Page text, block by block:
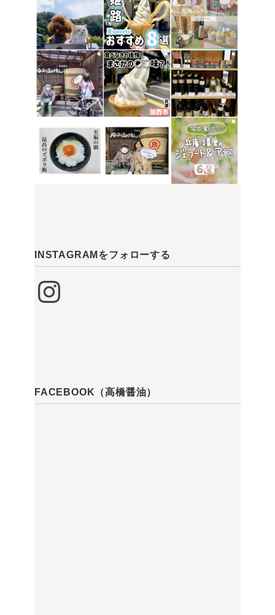
INSTAGRAMをフォローする
Instagram
FACEBOOK（高橋醤油）